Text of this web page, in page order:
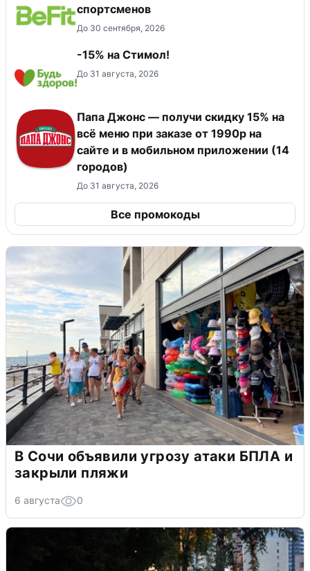
спортсменов
До 30 сентября, 2026
-15% на Стимол!
До 31 августа, 2026
Папа Джонс — получи скидку 15% на
всё меню при заказе от 1990р на
сайте и в мобильном приложении (14
городов)
До 31 августа, 2026
Все промокоды
В Сочи объявили угрозу атаки БПЛА и
закрыли пляжи
6 августа 0